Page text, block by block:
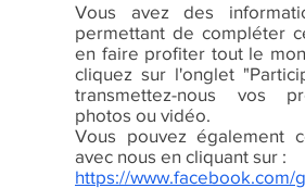
Vous avez des
permettant de compléter
en faire profiter tout le
cliquez sur l'onglet
transmettez-nous vos
photos ou vidéo.
Vous pouvez également
avec nous en cliquant sur :
https://www.facebook.com/